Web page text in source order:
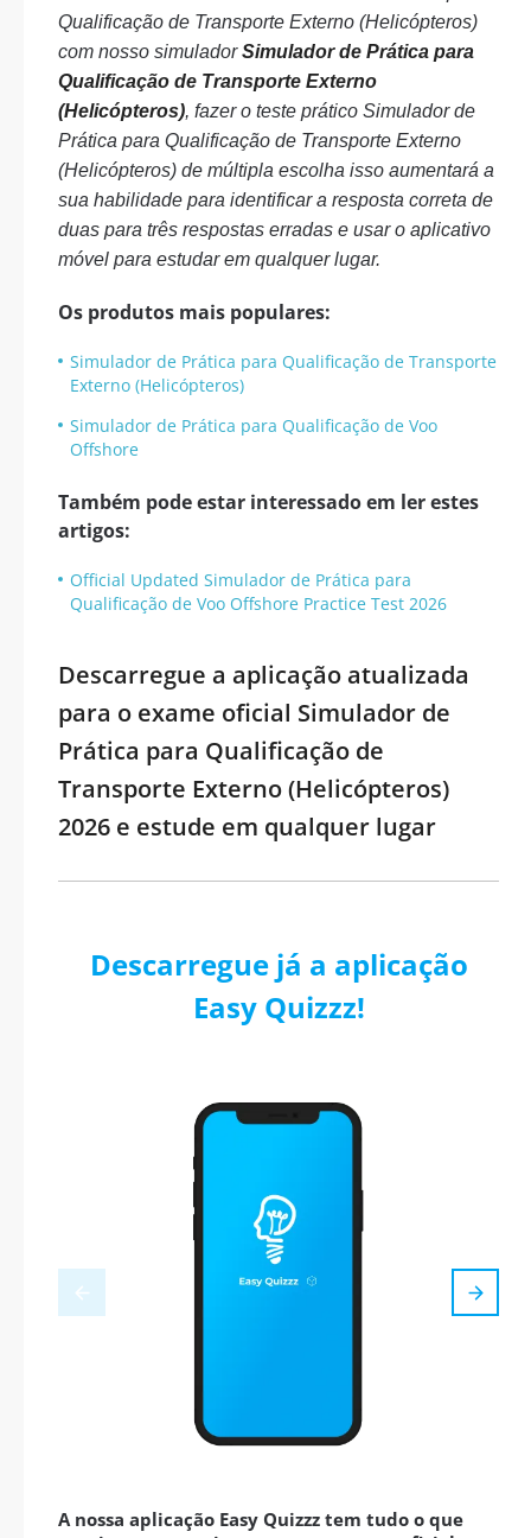
Qualificação de Transporte Externo (Helicópteros)
com nosso simuladorSimulador de Prática para
Qualificação de Transporte Externo
(Helicópteros), fazer o teste prático Simulador de
Prática para Qualificação de Transporte Externo
(Helicópteros) de múltipla escolha isso aumentará a
sua habilidade para identificar a resposta correta de
duas para três respostas erradas e usar o aplicativo
móvel para estudar em qualquer lugar.
Os produtos mais populares:
Simulador de Prática para Qualificação de Transporte
Externo (Helicópteros)
Simulador de Prática para Qualificação de Voo
Offshore
Também pode estar interessado em ler estes
artigos:
Official Updated Simulador de Prática para
Qualificação de Voo Offshore Practice Test 2026
Descarregue a aplicação atualizada
para o exame oficial Simulador de
Prática para Qualificação de
Transporte Externo (Helicópteros)
2026 e estude em qualquer lugar
Descarregue já a aplicação
Easy Quizzz!
A nossa aplicação Easy Quizzz tem tudo o que